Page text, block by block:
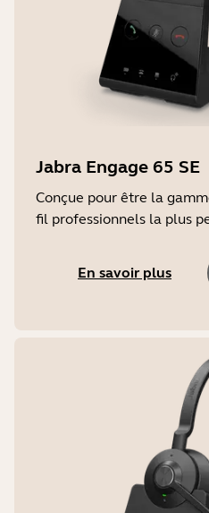
Jabra Engage 65 SE
Conçue pour être la
fil professionnels la plus
En savoir plus